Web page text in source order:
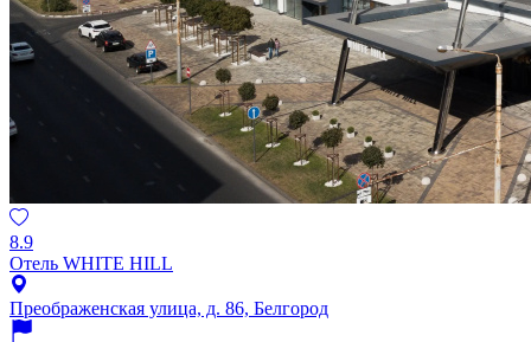
8.9
Отель WHITE HILL
Преображенская улица, д. 86, Белгород